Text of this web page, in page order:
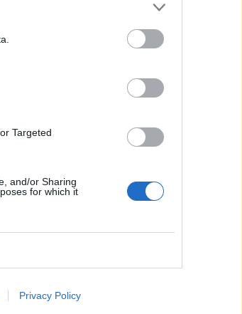
Targeted
and/or Sharing
for which it
Privacy Policy
a azioni
ospite
parecchi
sia in fase
per i
giocare
di gioco